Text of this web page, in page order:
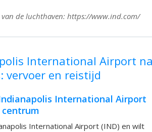
van de luchthaven: https://www.ind.com/
International Airport
vervoer en reistijd
International Airport
International Airport (IND) en wilt